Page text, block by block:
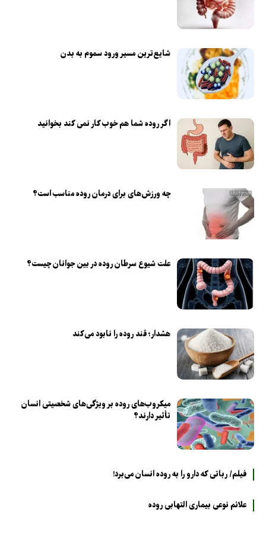
شایع‌ترین مسیر ورود سموم به بدن
اگر روده شما هم خوب کار نمی کند بخوانید
چه ورزش‌های برای درمان روده مناسب است؟
علت شیوع سرطان روده در بین جوانان چیست؟
هشدار؛ قند روده را نابود می‌کند
میکروب‌های روده بر ویژگی‌های شخصیتی انسان
تأثیر دارند؟
فیلم/ رباتی که دارو را به روده انسان می‌برد!
علائم نوعی بیماری التهابی روده